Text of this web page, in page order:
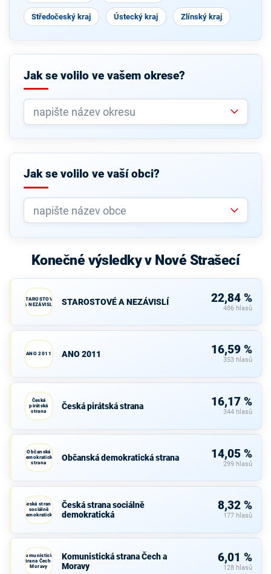
Středočeský kraj Ústecký kraj Zlínský kraj
Jak se volilo ve vašem okrese?
Jak se volilo ve vaší obci?
Konečné výsledky v Nové Strašecí
STAROSTOVÉ
A NEZÁVISLÍ
STAROSTOVÉ A NEZÁVISLÍ 22,84 %
486 hlasů
ANO 2011 ANO 2011 16,59 %
353 hlasů
Česká
pirátská
strana
Česká pirátská strana 16,17 %
344 hlasů
Občanská
demokratická
strana
Občanská demokratická strana 14,05 %
299 hlasů
Česká strana
sociálně
demokratická
Česká strana sociálně
demokratická
8,32 %
177 hlasů
Komunistická
strana Čech a
Moravy
Komunistická strana Čech a
Moravy
6,01 %
128 hlasů